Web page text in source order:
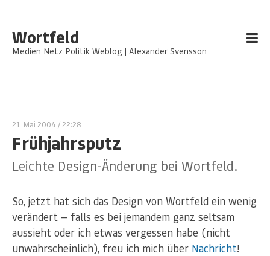
Wortfeld
Medien Netz Politik Weblog | Alexander Svensson
21. Mai 2004 / 22:28
Frühjahrsputz
Leichte Design-Änderung bei Wortfeld.
So, jetzt hat sich das Design von Wortfeld ein wenig
verändert — falls es bei jemandem ganz seltsam
aussieht oder ich etwas vergessen habe (nicht
unwahrscheinlich), freu ich mich über Nachricht!